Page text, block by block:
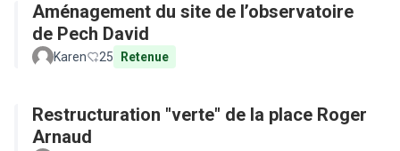
Aménagement du site de l’observatoire
de Pech David
Karen 25 Retenue
Restructuration "verte" de la place Roger
Arnaud